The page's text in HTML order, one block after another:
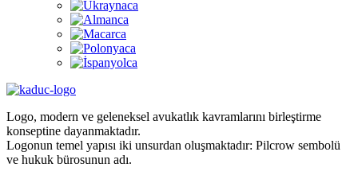
Logo, modern ve geleneksel avukatlık kavramlarını birleştirme
konseptine dayanmaktadır.
Logonun temel yapısı iki unsurdan oluşmaktadır: Pilcrow sembolü
ve hukuk bürosunun adı.